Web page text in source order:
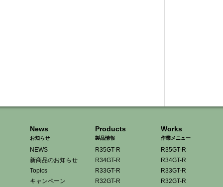
News
お知らせ
NEWS
新商品のお知らせ
Topics
キャンペーン
Products
製品情報
R35GT-R
R34GT-R
R33GT-R
R32GT-R
Works
作業メニュー
R35GT-R
R34GT-R
R33GT-R
R32GT-R